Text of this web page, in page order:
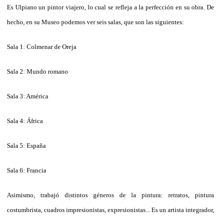
Es Ulpiano un pintor viajero, lo cual se refleja a la perfección en su obra. De
hecho, en su Museo podemos ver seis salas, que son las siguientes:
Sala 1: Colmenar de Oreja
Sala 2: Mundo romano
Sala 3: América
Sala 4: África
Sala 5: España
Sala 6: Francia
Asimismo, trabajó distintos géneros de la pintura: retratos, pintura
costumbrista, cuadros impresionistas, expresionistas... Es un artista integrador,